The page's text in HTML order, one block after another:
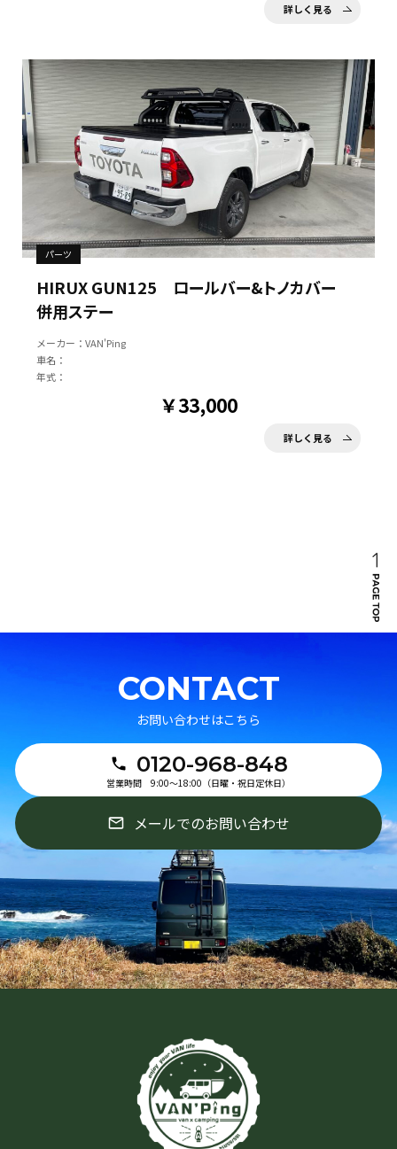
詳しく見る
パーツ
HIRUX GUN125 ロールバー&トノカバー
併用ステー
メーカー：VAN'Ping
車名：
年式：
￥33,000
詳しく見る
CONTACT
お問い合わせはこちら
0120-968-848
営業時間 9:00〜18:00（日曜・祝日定休日）
メールでのお問い合わせ